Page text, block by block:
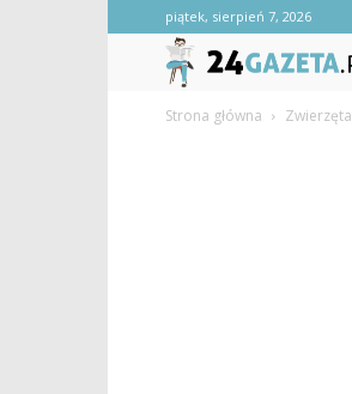
piątek, sierpień 7, 2026
Strona główna Zwierzęta